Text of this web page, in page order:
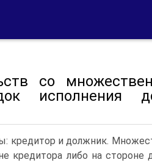
со
исполнения
кредитор и должник.
кредитора либо на